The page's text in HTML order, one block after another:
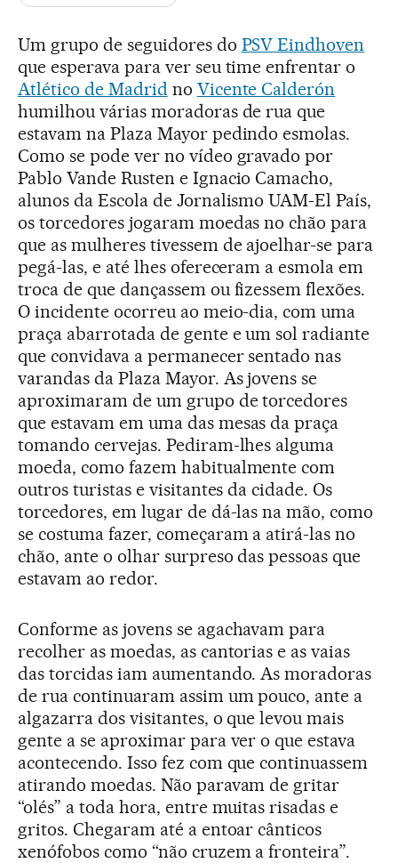
Um grupo de seguidores do PSV Eindhoven
que esperava para ver seu time enfrentar o
Atlético de Madridno Vicente Calderón
humilhou várias moradoras de rua que
estavam na Plaza Mayor pedindo esmolas.
Como se pode ver no vídeo gravado por
Pablo Vande Rusten e Ignacio Camacho,
alunos da Escola de Jornalismo UAM-El País,
os torcedores jogaram moedas no chão para
que as mulheres tivessem de ajoelhar-se para
pegá-las, e até lhes ofereceram a esmola em
troca de que dançassem ou fizessem flexões.
O incidente ocorreu ao meio-dia, com uma
praça abarrotada de gente e um sol radiante
que convidava a permanecer sentado nas
varandas da Plaza Mayor. As jovens se
aproximaram de um grupo de torcedores
que estavam em uma das mesas da praça
tomando cervejas. Pediram-lhes alguma
moeda, como fazem habitualmente com
outros turistas e visitantes da cidade. Os
torcedores, em lugar de dá-las na mão, como
se costuma fazer, começaram a atirá-las no
chão, ante o olhar surpreso das pessoas que
estavam ao redor.
Conforme as jovens se agachavam para
recolher as moedas, as cantorias e as vaias
das torcidas iam aumentando. As moradoras
de rua continuaram assim um pouco, ante a
algazarra dos visitantes, o que levou mais
gente a se aproximar para ver o que estava
acontecendo. Isso fez com que continuassem
atirando moedas. Não paravam de gritar
“olés” a toda hora, entre muitas risadas e
gritos. Chegaram até a entoar cânticos
xenófobos como “não cruzem a fronteira”.